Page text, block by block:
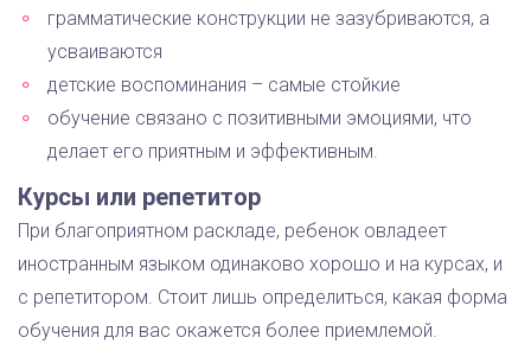
грамматические конструкции не зазубриваются, а
усваиваются
детские воспоминания – самые стойкие
обучение связано с позитивными эмоциями, что
делает его приятным и эффективным.
Курсы или репетитор
При благоприятном раскладе, ребенок овладеет
иностранным языком одинаково хорошо и на курсах, и
с репетитором. Стоит лишь определиться, какая форма
обучения для вас окажется более приемлемой.